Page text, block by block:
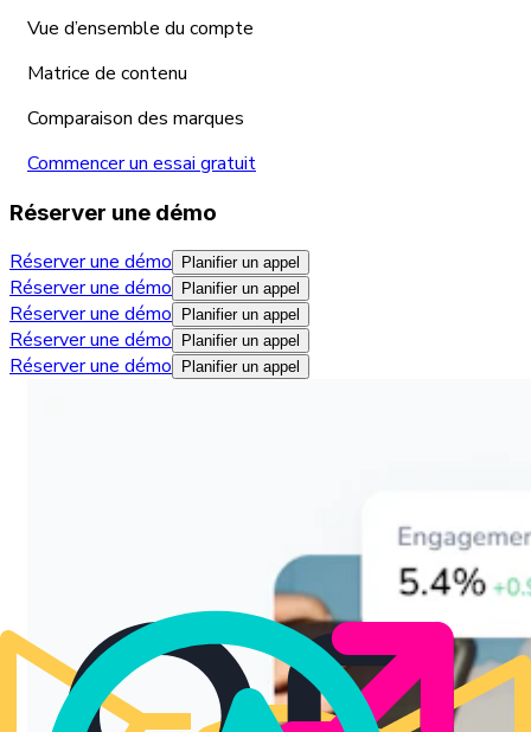
Vue d’ensemble du compte
Matrice de contenu
Comparaison des marques
Commencer un essai gratuit
Réserver une démo
Réserver une démo Planifier un appel
Réserver une démo Planifier un appel
Réserver une démo Planifier un appel
Réserver une démo Planifier un appel
Réserver une démo Planifier un appel